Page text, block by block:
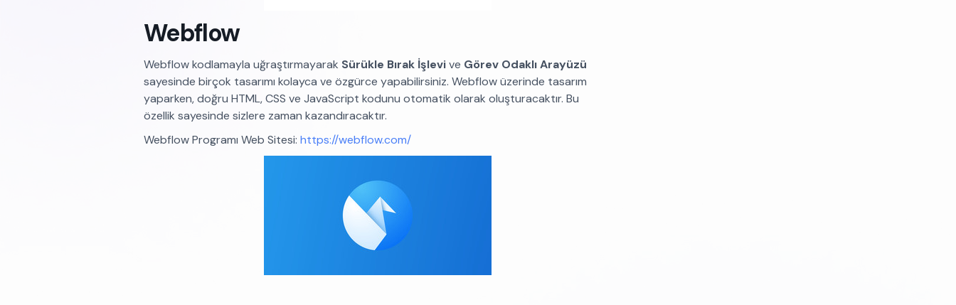
Webflow
Webflow kodlamayla uğraştırmayarak Sürükle Bırak İşlevive Görev Odaklı Arayüzü
sayesinde birçok tasarımı kolayca ve özgürce yapabilirsiniz. Webflow üzerinde tasarım
yaparken, doğru HTML, CSS ve JavaScript kodunu otomatik olarak oluşturacaktır. Bu
özellik sayesinde sizlere zaman kazandıracaktır.
Webflow Programı Web Sitesi: https://webflow.com/